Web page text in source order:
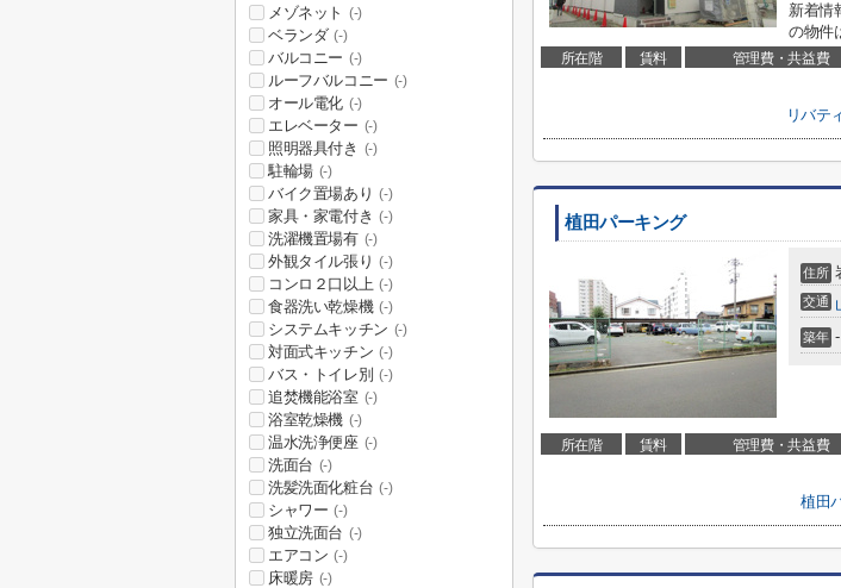
新着情
の物件
所在階 賃料 管理費・共益費
リバテ
植田パーキング
住所
交通
築年 -
所在階 賃料 管理費・共益費
植田
メゾネット (-)
ベランダ (-)
バルコニー (-)
ルーフバルコニー (-)
オール電化 (-)
エレベーター (-)
照明器具付き (-)
駐輪場 (-)
バイク置場あり (-)
家具・家電付き (-)
洗濯機置場有 (-)
外観タイル張り (-)
コンロ２口以上 (-)
食器洗い乾燥機 (-)
システムキッチン (-)
対面式キッチン (-)
バス・トイレ別 (-)
追焚機能浴室 (-)
浴室乾燥機 (-)
温水洗浄便座 (-)
洗面台 (-)
洗髪洗面化粧台 (-)
シャワー (-)
独立洗面台 (-)
エアコン (-)
床暖房 (-)